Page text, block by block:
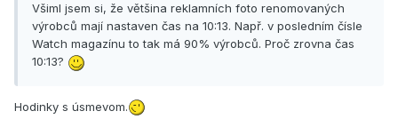
Všiml jsem si, že většina reklamních foto renomovaných
výrobců mají nastaven čas na 10:13. Např. v posledním čísle
Watch magazínu to tak má 90% výrobců. Proč zrovna čas
10:13?
Hodinky s úsmevom.